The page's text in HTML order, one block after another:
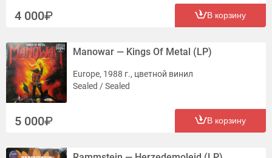
4 000 В корзину
Manowar — Kings Of Metal (LP)
Europe, 1988 г., цветной винил
Sealed / Sealed
5 000 В корзину